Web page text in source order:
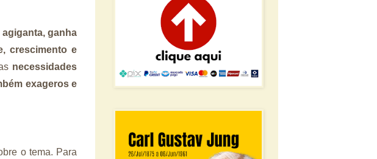
ganha
crescimento e
necessidades
exageros e
o tema. Para